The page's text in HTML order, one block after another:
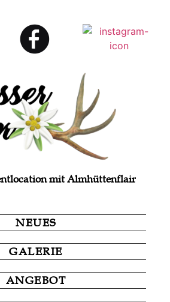
mit Almhüttenflair
NEUES
GALERIE
ANGEBOT